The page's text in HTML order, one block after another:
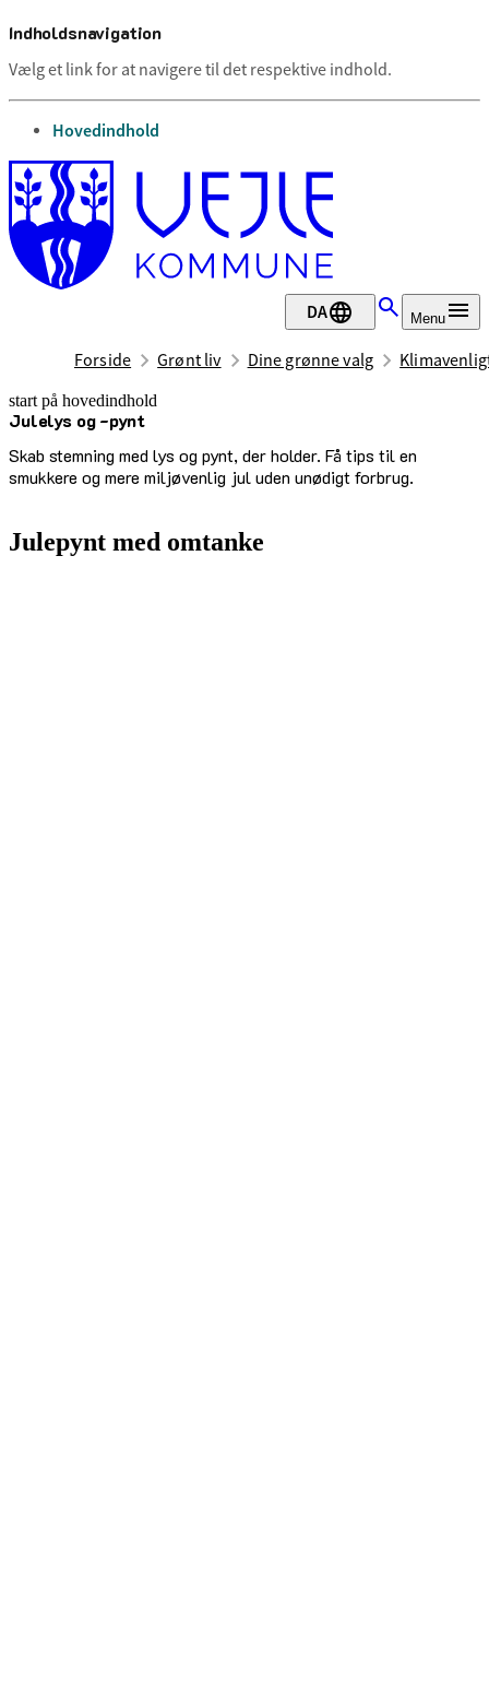
Indholdsnavigation
Vælg et link for at navigere til det respektive indhold.
gå til
Hovedindhold
DA Menu
Forside Grønt liv Dine grønne valg
start på hovedindhold
Julelys og -pynt
Skab stemning med lys og pynt, der holder. Få tips til en
smukkere og mere miljøvenlig jul uden unødigt forbrug.
senest opdateret 1. april 2025
Julepynt med omtanke